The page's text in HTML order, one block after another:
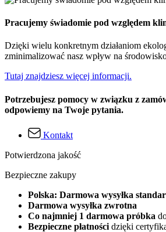
Pracujemy świadomie pod względem
Dzięki wielu konkretnym działaniom
zminimalizować nasz wpływ na
Tutaj znajdziesz więcej informacji.
Potrzebujesz pomocy w związku z
odpowiemy na Twoje pytania.
Kontakt
Potwierdzona jakość
Bezpieczne zakupy
Polska: Darmowa wysyłka
Darmowa wysyłka zwrotna
Co najmniej 1 darmowa próbka
Bezpieczne płatności dzięki